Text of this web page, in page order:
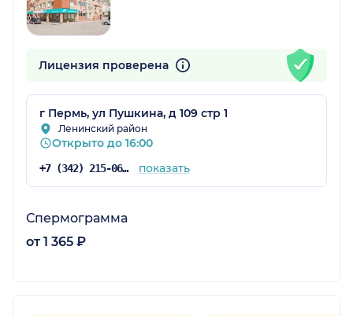
Лицензия проверена
г Пермь, ул Пушкина, д 109 стр 1
Ленинский район
Открыто до 16:00
+7 (342) 215-06-85 показать
Спермограмма
от 1 365 ₽